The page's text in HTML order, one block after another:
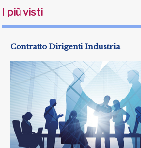
I più visti
Contratto Dirigenti Industria